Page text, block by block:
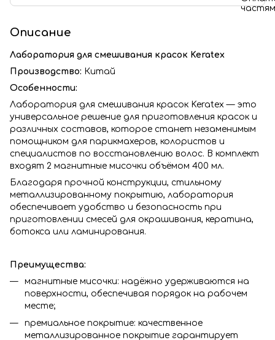
Описание
Лаборатория для смешивания красок Keratex
Производство: Китай
Особенности:
Лаборатория для смешивания красок Keratex — это
универсальное решение для приготовления красок и
различных составов, которое станет незаменимым
помощником для парикмахеров, колористов и
специалистов по восстановлению волос. В комплект
входят 2 магнитные мисочки объёмом 400 мл.
Благодаря прочной конструкции, стильному
металлизированному покрытию, лаборатория
обеспечивает удобство и безопасность при
приготовлении смесей для окрашивания, кератина,
ботокса или ламинирования.
Преимущества:
магнитные мисочки: надёжно удерживаются на
поверхности, обеспечивая порядок на рабочем
месте;
премиальное покрытие: качественное
металлизированное покрытие гарантирует